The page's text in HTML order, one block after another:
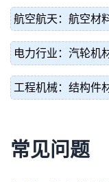
航空航天：航空材
电力行业：汽轮机
工程机械：结构件
常见问题